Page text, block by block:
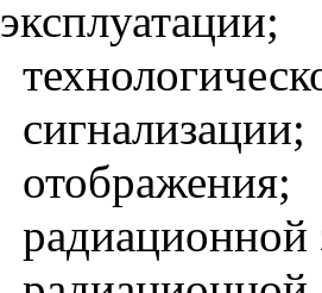
эксплуатации;
сигнализации;
отображения;
радиационной